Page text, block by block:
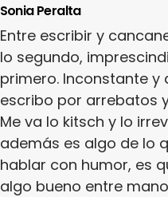
Sonia Peralta
Entre escribir y
lo segundo,
primero. Inconstante y
escribo por arrebatos
Me va lo kitsch y lo
además es algo de lo
hablar con humor, es
algo bueno entre